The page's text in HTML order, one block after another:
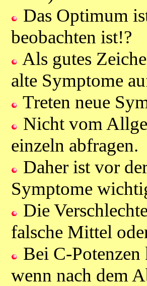
Das Optimum
beobachten ist!?
Als gutes
alte Symptome
Treten neue
Nicht vom
einzeln abfragen.
Daher ist vor
Symptome
Die
falsche Mittel
Bei C-
wenn nach dem